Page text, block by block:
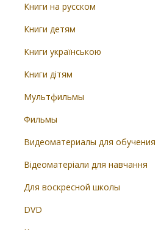
Книги на русском
Книги детям
Книги українською
Книги дітям
Мультфильмы
Фильмы
Видеоматериалы для обучения
Відеоматеріали для навчання
Для воскресной школы
DVD